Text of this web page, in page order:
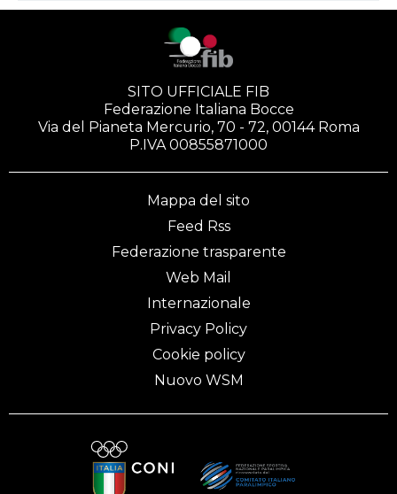
SITO UFFICIALE FIB
Federazione Italiana Bocce
Via del Pianeta Mercurio, 70 - 72, 00144 Roma
P.IVA 00855871000
Mappa del sito
Feed Rss
Federazione trasparente
Web Mail
Internazionale
Privacy Policy
Cookie policy
Nuovo WSM